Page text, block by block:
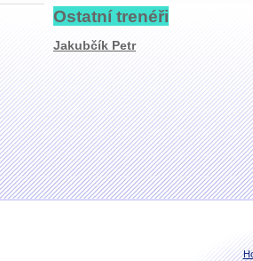
Ostatní trenéři
Jakubčík Petr